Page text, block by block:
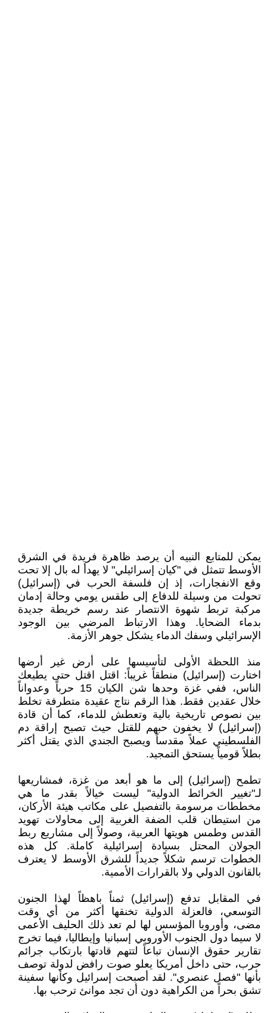
يمكن للمتابع النبيه أن يرصد ظاهرة فريدة في الشرق
الأوسط تتمثل في "كيان إسرائيلي" لا يهدأ له بال إلا تحت
وقع الانفجارات، إذ إن فلسفة الحرب في (إسرائيل)
تحولت من وسيلة للدفاع إلى طقس يومي وحالة إدمان
مركبة تربط شهوة الانتصار عند رسم خريطة جديدة
بدماء الضحايا. وهذا الارتباط المرضي بين الوجود
الإسرائيلي وسفك الدماء يشكل جوهر الأزمة.
منذ اللحظة الأولى لتأسيسها على أرض غير أرضها
اختارت (إسرائيل) منطقاً غريباً: اقتل اقتل حتى يطيعك
الناس، ففي غزة وحدها شن الكيان 15 حرباً وعدواناً
خلال عقدين فقط. هذا الرقم نتاج عقيدة متطرفة تخلط
بين نصوص تاريخية بالية وتعطش للدماء، كما أن قادة
(إسرائيل) لا يخفون حبهم للقتل حيث تصبح إراقة دم
الفلسطيني عملاً مقدساً ويصبح الجندي الذي يقتل أكثر
بطلاً قومياً يستحق التمجيد.
تطمح (إسرائيل) إلى ما هو أبعد من غزة، فمشاريعها
لـ"تغيير الخرائط الدولية" ليست خيالاً بقدر ما هي
مخططات مرسومة بالتفصيل على مكاتب هيئة الأركان،
من استيطان قلب الضفة الغربية إلى محاولات تهويد
القدس وطمس هويتها العربية، وصولاً إلى مشاريع ربط
الجولان المحتل بسيادة إسرائيلية كاملة. كل هذه
الخطوات ترسم شكلاً جديداً للشرق الأوسط لا يعترف
بالقانون الدولي ولا بالقرارات الأممية.
في المقابل تدفع (إسرائيل) ثمناً باهظاً لهذا الجنون
التوسعي، فالعزلة الدولية تخنقها أكثر من أي وقت
مضى، وأوروبا المؤسس لها لم تعد ذلك الحليف الأعمى
لا سيما دول الجنوب الأوروبي إسبانبا وإيطاليا، فيما تخرج
تقارير حقوق الإنسان تباعاً لتتهم قادتها بارتكاب جرائم
حرب، حتى داخل أمريكا يعلو صوت رافض لدولة توصف
بأنها "فصل عنصري". لقد أصبحت إسرائيل وكأنها سفينة
تشق بحراً من الكراهية دون أن تجد موانئ ترحب بها.